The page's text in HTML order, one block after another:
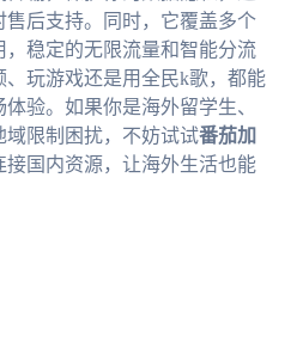
后支持。同时，它覆盖多个
稳定的无限流量和智能分流
玩游戏还是用全民k歌，都能
验。如果你是海外留学生、
限制困扰，不妨试试番茄加
国内资源，让海外生活也能